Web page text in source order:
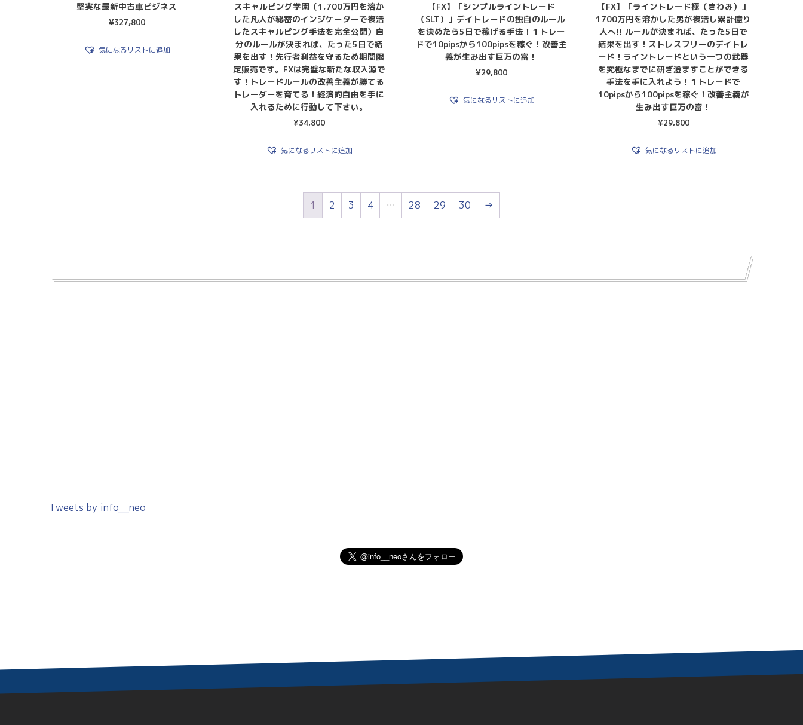
堅実な最新中古車ビジネス
¥327,800
気になるリストに追加
スキャルピング学園（1,700万円を溶か
した凡人が秘密のインジケーターで復活
したスキャルピング手法を完全公開）自
分のルールが決まれば、たった5日で結
果を出す！先行者利益を守るため期間限
定販売です。FXは完璧な新たな収入源で
す！トレードルールの改善主義が勝てる
トレーダーを育てる！経済的自由を手に
入れるために行動して下さい。
¥34,800
気になるリストに追加
【FX】「シンプルライントレード
（SLT）」デイトレードの独自のルール
を決めたら5日で稼げる手法！１トレー
ドで10pipsから100pipsを稼ぐ！改善主
義が生み出す巨万の富！
¥29,800
気になるリストに追加
【FX】「ライントレード極（きわみ）」
1700万円を溶かした男が復活し累計億り
人へ!! ルールが決まれば、たった5日で
結果を出す！ストレスフリーのデイトレ
ード！ライントレードという一つの武器
を究極なまでに研ぎ澄ますことができる
手法を手に入れよう！１トレードで
10pipsから100pipsを稼ぐ！改善主義が
生み出す巨万の富！
¥29,800
気になるリストに追加
1 2 3 4 … 28 29 30 →
Tweets by info__neo